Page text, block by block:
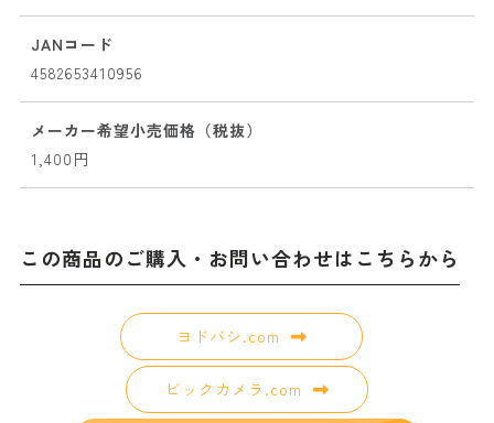
JANコード
4582653410956
メーカー希望小売価格（税抜）
1,400円
この商品のご購入・お問い合わせはこちらから
ヨドバシ.com
ビックカメラ.com